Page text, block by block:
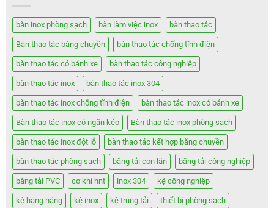
bàn inox phòng sạch bàn làm việc inox bàn thao tác
Bàn thao tác băng chuyền bàn thao tác chống tĩnh điện
bàn thao tác có bánh xe bàn thao tác công nghiệp
bàn thao tác inox bàn thao tác inox 304
bàn thao tác inox chống tĩnh điện bàn thao tác inox có bánh xe
Bàn thao tác inox có ngăn kéo Bàn thao tác inox phòng sạch
bàn thao tác inox đột lỗ bàn thao tác kết hợp băng chuyền
bàn thao tác phòng sạch băng tải con lăn băng tải công nghiệp
băng tải PVC cơ khí hnt inox 304 kệ công nghiệp
kệ hạng nặng kệ inox kệ trung tải thiết bị phòng sạch